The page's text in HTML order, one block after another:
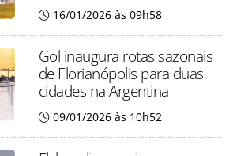
16/01/2026 às 09h58
Gol inaugura rotas sazonais
de Florianópolis para duas
cidades na Argentina
09/01/2026 às 10h52